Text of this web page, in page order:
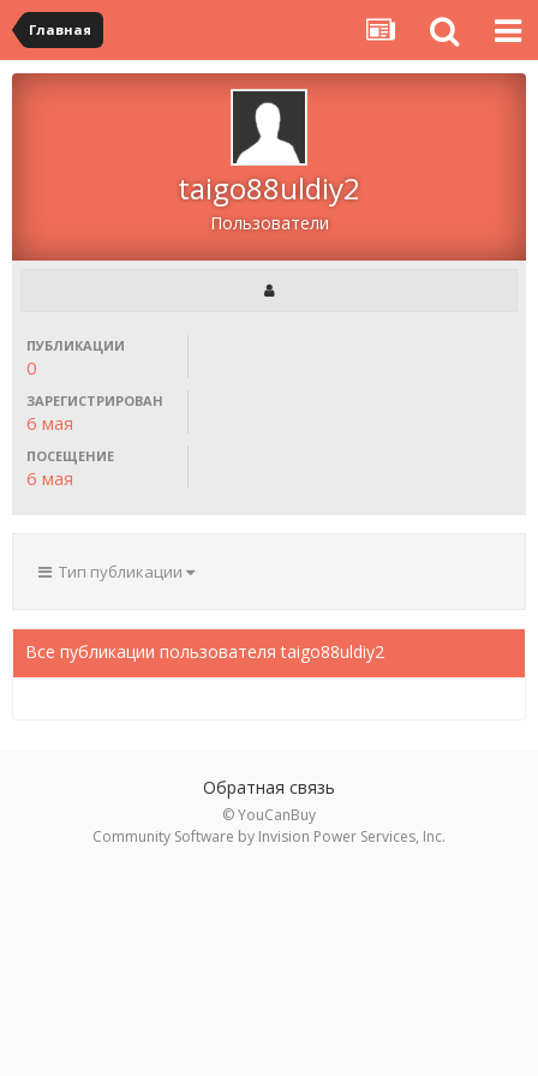
Главная
taigo88uldiy2
Пользователи
ПУБЛИКАЦИИ
0
ЗАРЕГИСТРИРОВАН
6 мая
ПОСЕЩЕНИЕ
6 мая
Тип публикации
Все публикации пользователя taigo88uldiy2
Обратная связь
© YouCanBuy
Community Software by Invision Power Services, Inc.